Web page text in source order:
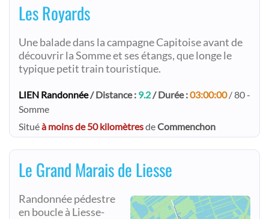
Les Royards
Une balade dans la campagne Capitoise avant de
découvrir la Somme et ses étangs, que longe le
typique petit train touristique.
LIEN Randonnée/ Distance : 9.2/ Durée :03:00:00/ 80 -
Somme
Situéà moins de 50 kilomètresdeCommenchon
Le Grand Marais de Liesse
Randonnée pédestre
en boucle à Liesse-